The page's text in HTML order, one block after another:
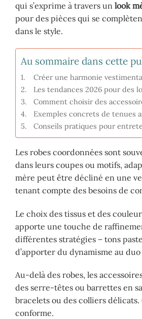
qui s’exprime à travers un look
pour des pièces qui se
dans le style.
Au sommaire dans cette
Créer une harmonie
Les tendances 2026 pour des
Comment choisir des
Exemples concrets de tenues
Conseils pratiques pour
Les robes coordonnées sont
dans leurs coupes ou motifs,
mère peut être décliné en une
tenant compte des besoins de
Le choix des tissus et des
apporte une touche de
différentes stratégies – tons
d’apporter du dynamisme au
Au-delà des robes, les
des serre-têtes ou barrettes en
bracelets ou des colliers
conforme.